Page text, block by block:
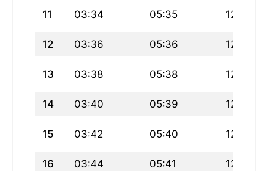
11 03:34 05:35 12:46
12 03:36 05:36 12:45
13 03:38 05:38 12:45
14 03:40 05:39 12:45
15 03:42 05:40 12:45
16 03:44 05:41 12:45